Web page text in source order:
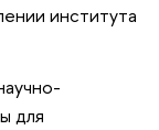
института
для